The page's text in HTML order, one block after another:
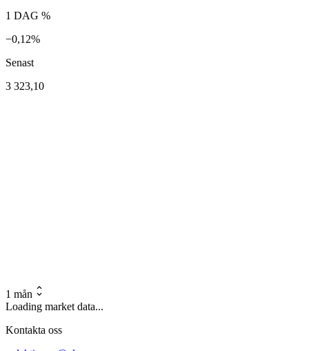
1 DAG %
−0,12%
Senast
3 323,10
1 mån
Loading market data...
Kontakta oss